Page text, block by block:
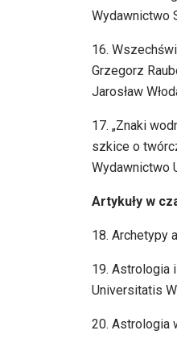
Wydawnictwo
16.
Grzegorz
Jarosław
17. „Znaki
szkice o
Wydawnictwo
Artykuły w
18. Archetypy
19. Astrologia
Universitatis
20. Astrologia